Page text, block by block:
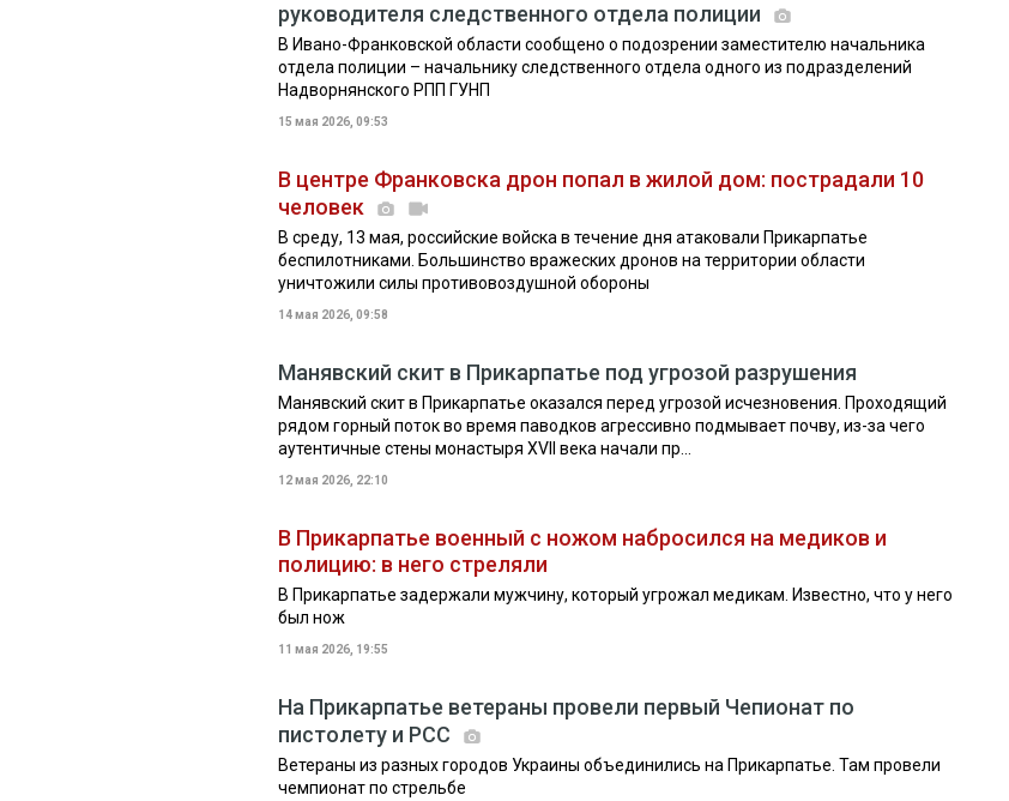
руководителя следственного отдела полиции
В Ивано-Франковской области сообщено о подозрении заместителю начальника
отдела полиции – начальнику следственного отдела одного из подразделений
Надворнянского РПП ГУНП
15 мая 2026, 09:53
В центре Франковска дрон попал в жилой дом: пострадали 10
человек
В среду, 13 мая, российские войска в течение дня атаковали Прикарпатье
беспилотниками. Большинство вражеских дронов на территории области
уничтожили силы противовоздушной обороны
14 мая 2026, 09:58
Манявский скит в Прикарпатье под угрозой разрушения
Манявский скит в Прикарпатье оказался перед угрозой исчезновения. Проходящий
рядом горный поток во время паводков агрессивно подмывает почву, из-за чего
аутентичные стены монастыря XVII века начали пр...
12 мая 2026, 22:10
В Прикарпатье военный с ножом набросился на медиков и
полицию: в него стреляли
В Прикарпатье задержали мужчину, который угрожал медикам. Известно, что у него
был нож
11 мая 2026, 19:55
На Прикарпатье ветераны провели первый Чепионат по
пистолету и РСС
Ветераны из разных городов Украины объединились на Прикарпатье. Там провели
чемпионат по стрельбе